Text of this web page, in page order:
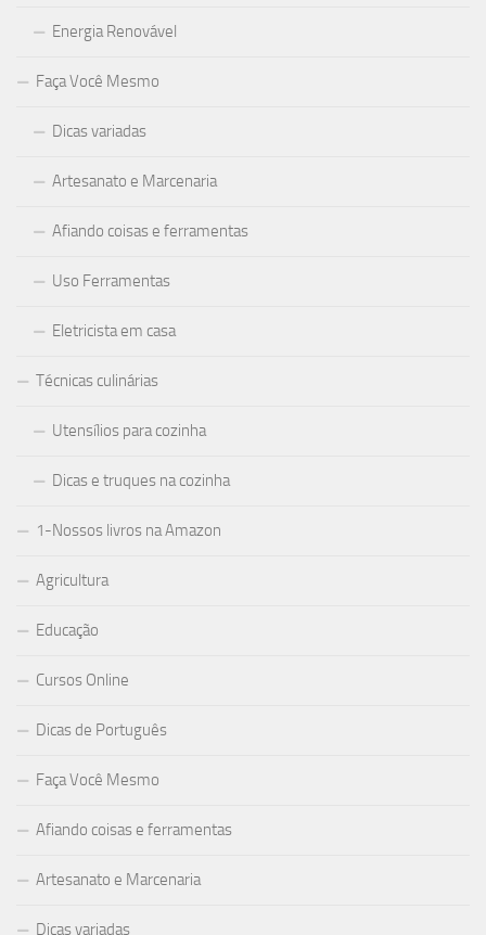
Energia Renovável
Faça Você Mesmo
Dicas variadas
Artesanato e Marcenaria
Afiando coisas e ferramentas
Uso Ferramentas
Eletricista em casa
Técnicas culinárias
Utensílios para cozinha
Dicas e truques na cozinha
1-Nossos livros na Amazon
Agricultura
Educação
Cursos Online
Dicas de Português
Faça Você Mesmo
Afiando coisas e ferramentas
Artesanato e Marcenaria
Dicas variadas